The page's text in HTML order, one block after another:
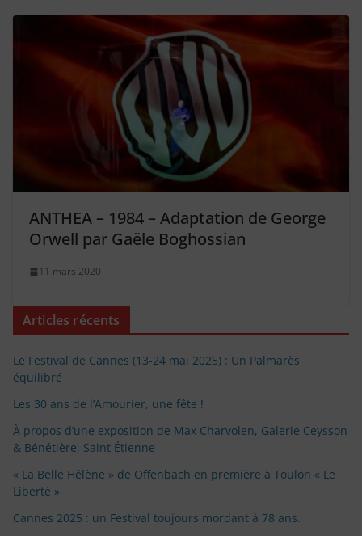
ANTHEA – 1984 – Adaptation de George
Orwell par Gaële Boghossian
11 mars 2020
Articles récents
Le Festival de Cannes (13-24 mai 2025) : Un Palmarès
équilibré
Les 30 ans de l’Amourier, une fête !
À propos d’une exposition de Max Charvolen, Galerie Ceysson
& Bénétière, Saint Étienne
« La Belle Hélène » de Offenbach en première à Toulon « Le
Liberté »
Cannes 2025 : un Festival toujours mordant à 78 ans.